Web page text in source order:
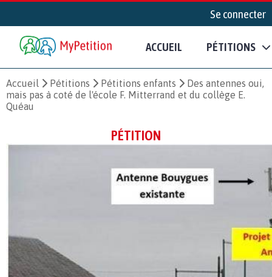
Se connecter
ACCUEIL PÉTITIONS
Accueil Pétitions Pétitions enfants
Des antennes oui,
mais pas à coté de l'école F. Mitterrand et du collège E.
Quéau
PÉTITION